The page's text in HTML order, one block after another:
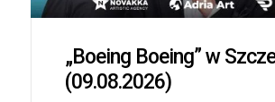
„Boeing Boeing” w
(09.08.2026)